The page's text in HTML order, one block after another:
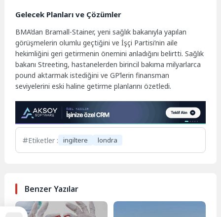
Gelecek Planları ve Çözümler
BMA’dan Bramall-Stainer, yeni sağlık bakanıyla yapılan
görüşmelerin olumlu geçtiğini ve İşçi Partisi’nin aile
hekimliğini geri getirmenin önemini anladığını belirtti. Sağlık
bakanı Streeting, hastanelerden birincil bakıma milyarlarca
pound aktarmak istediğini ve GP’lerin finansman
seviyelerini eski haline getirme planlarını özetledi.
Etiketler : ingiltere londra
Benzer Yazılar